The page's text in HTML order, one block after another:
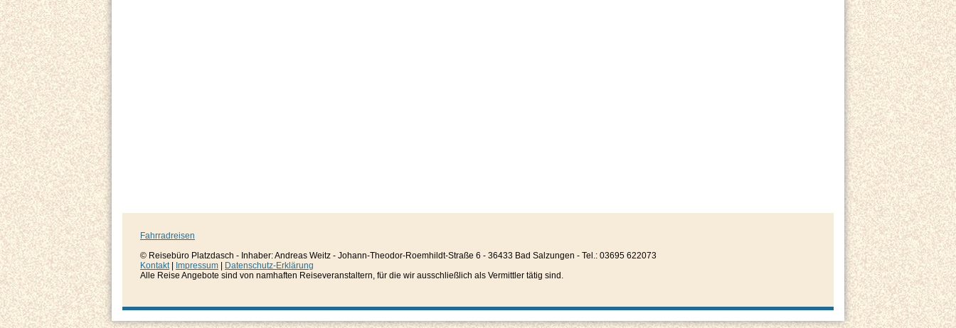
Fahrradreisen
© Reisebüro Platzdasch - Inhaber: Andreas Weitz - Johann-Theodor-Roemhildt-Straße 6 - 36433 Bad Salzungen - Tel.: 03695 622073
Kontakt| Impressum
Datenschutz-Erklärung
Alle Reise Angebote sind von namhaften Reiseveranstaltern, für die wir ausschließlich als Vermittler tätig sind.